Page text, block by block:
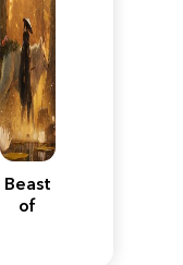
Beast
of